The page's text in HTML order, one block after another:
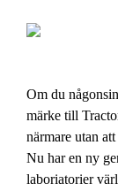
Om du
märke till
närmare utan
Nu har en ny
laboriatorier